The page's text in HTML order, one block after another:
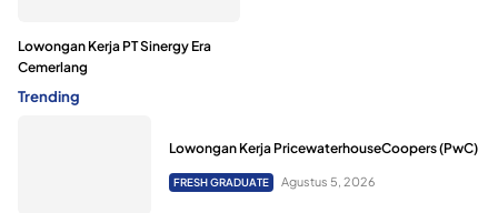
Lowongan Kerja PT Sinergy Era
Cemerlang
Trending
Lowongan Kerja PricewaterhouseCoopers (PwC)
FRESH GRADUATE Agustus 5, 2026